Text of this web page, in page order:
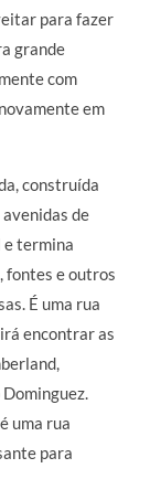
para fazer
grande
com
em
construída
de
e termina
fontes e outros
É uma rua
encontrar as
uma rua
para